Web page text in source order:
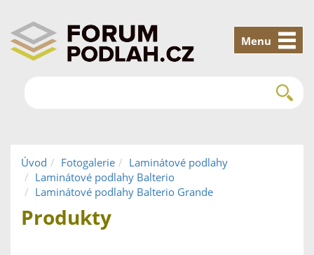
Menu
Úvod Fotogalerie
Laminátové podlahy
Laminátové podlahy Balterio
Laminátové podlahy Balterio Grande
Produkty